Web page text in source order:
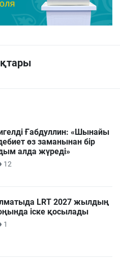
Ғабдуллин: «Шынайы
өз заманынан бір
алда жүреді»
12
LRT 2027 жылдың
іске қосылады
1